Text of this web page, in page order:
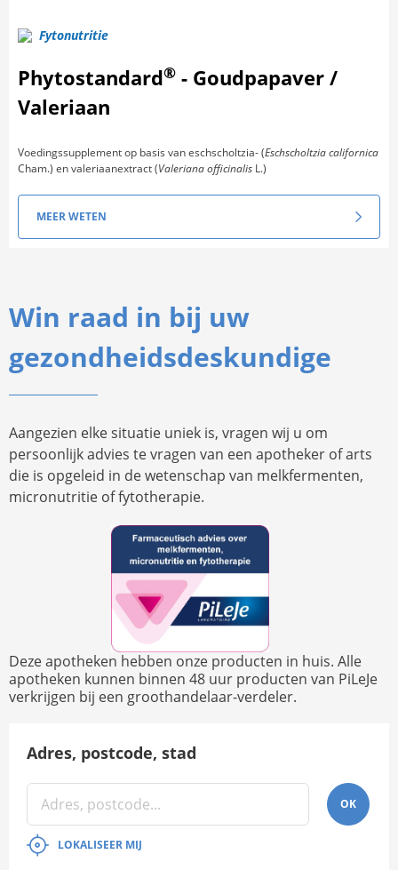
Fytonutritie
Phytostandard® - Goudpapaver /
Valeriaan
Voedingssupplement op basis van eschscholtzia- (Eschscholtzia californica
Cham.) en valeriaanextract (Valeriana officinalis L.)
MEER WETEN
Win raad in bij uw
gezondheidsdeskundige
Aangezien elke situatie uniek is, vragen wij u om
persoonlijk advies te vragen van een apotheker of arts
die is opgeleid in de wetenschap van melkfermenten,
micronutritie of fytotherapie.
Deze apotheken hebben onze producten in huis. Alle
apotheken kunnen binnen 48 uur producten van PiLeJe
verkrijgen bij een groothandelaar-verdeler.
Adres, postcode, stad
OK
LOKALISEER MIJ